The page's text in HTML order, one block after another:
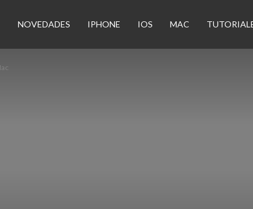
NOVEDADES IPHONE IOS MAC